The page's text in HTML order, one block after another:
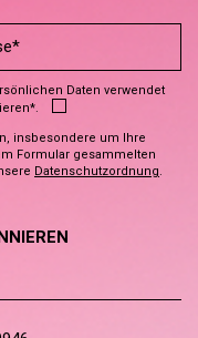
Daten verwendet
insbesondere um Ihre
Formular gesammelten
Datenschutzordnung.